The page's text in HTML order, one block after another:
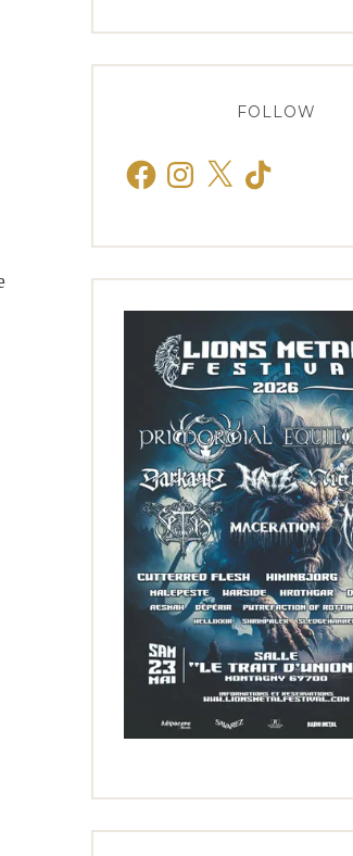
FOLLOW
FacebookInstagram
X TikTok